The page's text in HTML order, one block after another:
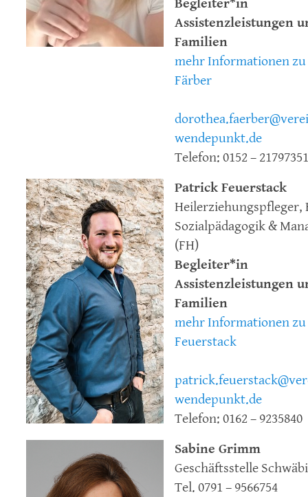
Begleiter*in
Assistenzleistungen
Familien
mehr Informationen
Färber
wendepunkt.de
Telefon: 0152 – 21797351
Patrick Feuerstack
Heilerziehungspfleger,
Sozialpädagogik &
(FH)
Begleiter*in
Assistenzleistungen
Familien
mehr Informationen
Feuerstack
wendepunkt.de
Telefon: 0162 – 9235840
Sabine Grimm
Geschäftsstelle
Tel. 0791 – 9566754